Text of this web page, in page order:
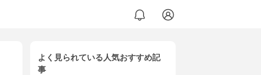
よく見られている人気おすすめ記
事